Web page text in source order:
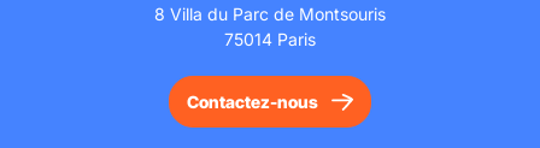
8 Villa du Parc de Montsouris
75014 Paris
Contactez-nous